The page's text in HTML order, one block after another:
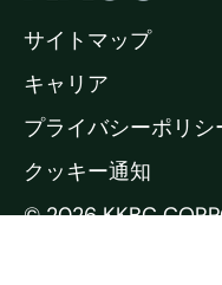
© 2026 KKBC
サイトマップ
キャリア
プライバシーポリシ
クッキー通知